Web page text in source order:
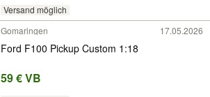
Versand möglich
Gomaringen 17.05.2026
Ford F100 Pickup Custom 1:18
59 € VB